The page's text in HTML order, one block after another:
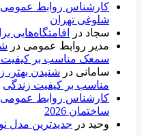
کارشناس روابط عمومی
شلوغی تهران
سجاد در
اقامتگاه‌هایی
مدیر روابط عمومی در
سمعک مناسب بر کیفیت
سامانی در شنیدن بهتر،
مناسب بر کیفیت زندگی
کارشناس روابط عمومی
ساختمان 2026
وحید در جدیدترین مدل